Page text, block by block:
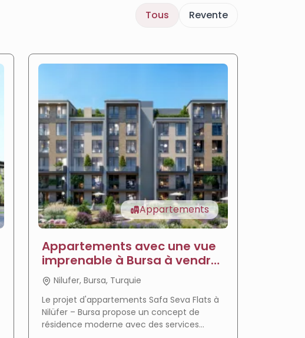
Tous Revente
Appartements
Appartements avec une vue
imprenable à Bursa à vendre
- Appartements Sava
Nilufer, Bursa, Turquie
Le projet d'appartements Safa Seva Flats à
Nilüfer – Bursa propose un concept de
résidence moderne avec des services